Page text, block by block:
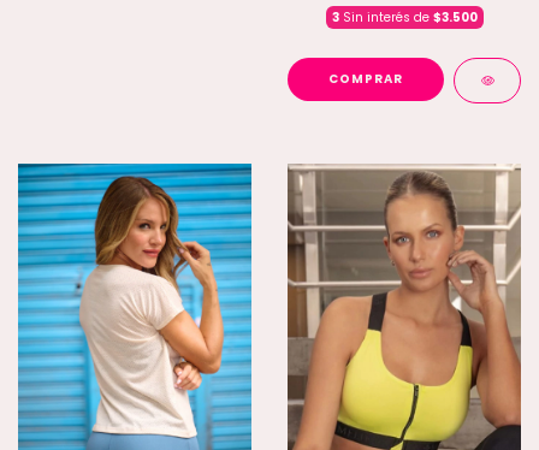
3Sin interés de $3.500
COMPRAR